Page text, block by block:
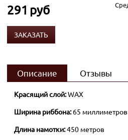
291 руб
ЗАКАЗАТЬ
Описание Отзывы
Красящий слой:WAX
Ширина риббона:65 миллиметров
Длина намотки:450 метров